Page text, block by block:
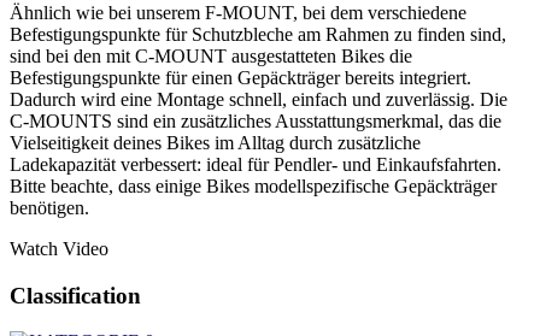
Ähnlich wie bei unserem F-MOUNT, bei dem verschiedene
Befestigungspunkte für Schutzbleche am Rahmen zu finden sind,
sind bei den mit C-MOUNT ausgestatteten Bikes die
Befestigungspunkte für einen Gepäckträger bereits integriert.
Dadurch wird eine Montage schnell, einfach und zuverlässig. Die
C-MOUNTS sind ein zusätzliches Ausstattungsmerkmal, das die
Vielseitigkeit deines Bikes im Alltag durch zusätzliche
Ladekapazität verbessert: ideal für Pendler- und Einkaufsfahrten.
Bitte beachte, dass einige Bikes modellspezifische Gepäckträger
benötigen.
Watch Video
Classification